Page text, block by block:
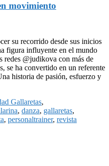
movimiento
su recorrido desde sus inicios
figura influyente en el mundo
redes @judikova con más de
se ha convertido en un referente
historia de pasión, esfuerzo y
Gallaretas,
, danza, gallaretas,
, personaltrainer, revista